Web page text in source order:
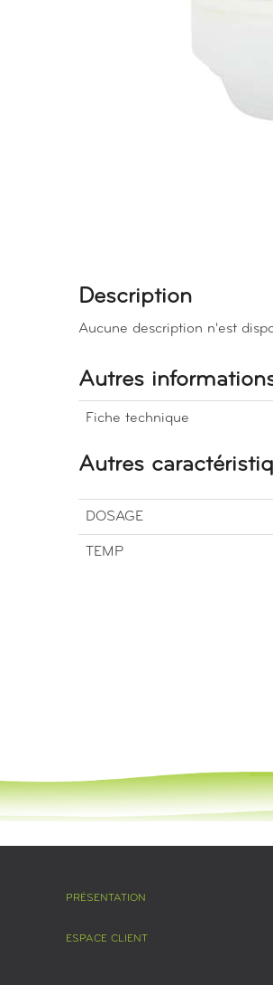
Description
Aucune description n'est
Autres
Fiche technique
Autres
DOSAGE
TEMP
PRÉSENTATION
ESPACE CLIENT